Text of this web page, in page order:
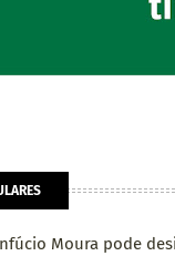
Moura pode